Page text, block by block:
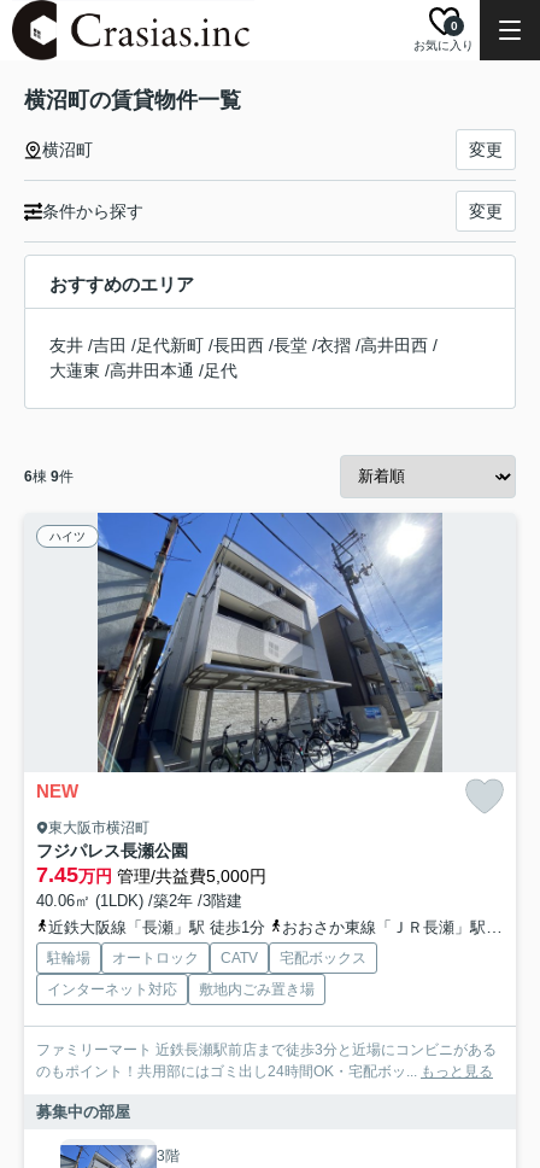
お気に入り
0
横沼町の賃貸物件一覧
横沼町 変更
条件から探す 変更
おすすめのエリア
友井 /吉田 /足代新町 /長田西 /長堂 /衣摺 /高井田西 /
大蓮東 /高井田本通 /足代
6棟 9件
ハイツ
NEW
東大阪市横沼町
フジパレス長瀬公園
7.45万円 管理/共益費5,000円
40.06㎡ (1LDK) /築2年 /3階建
近鉄大阪線「長瀬」駅 徒歩1分
おおさか東線「ＪＲ長瀬」駅 徒歩9分
駐輪場 オートロック CATV
宅配ボックス
インターネット対応
敷地内ごみ置き場
ファミリーマート 近鉄長瀬駅前店まで徒歩3分と近場にコンビニがある
のもポイント！共用部にはゴミ出し24時間OK・宅配ボッ... もっと見る
募集中の部屋
3階